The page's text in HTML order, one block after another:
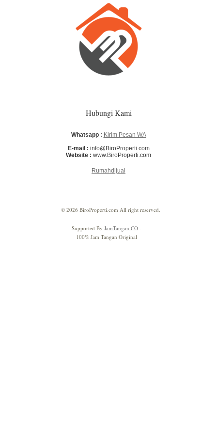
Hubungi Kami
Whatsapp : Kirim Pesan WA
E-mail : info@BiroProperti.com
Website : www.BiroProperti.com
Rumahdijual
© 2026 BiroProperti.com All right reserved.
Supported By JamTangan.CO -
100% Jam Tangan Original